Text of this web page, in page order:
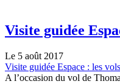
Visite guidée
Le 5 août 2017
Visite guidée Espace : les
A l’occasion du vol de